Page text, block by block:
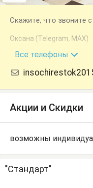
Скажите, что звоните
Оксана (Telegram, MAX)
+7 (918) 906-
Все телефоны
Акции и Скидки
возможны
"Стандарт"